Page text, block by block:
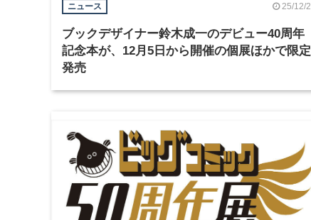
ニュース 25/12/2
ブックデザイナー鈴木成一のデビュー40周年
記念本が、12月5日から開催の個展ほかで限定
発売